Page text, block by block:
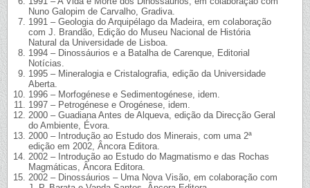
Nuno Galopim de Carvalho, Gradiva.
1991 – Geologia do Arquipélago da Madeira, em colaboração
com J. Brandão, Edição do Museu Nacional de História
Natural da Universidade de Lisboa.
1994 – Dinossáurios e a Batalha de Carenque, Editorial
Notícias.
1995 – Mineralogia e Cristalografia, edição da Universidade
Aberta.
1996 – Morfogénese e Sedimentogénese, idem.
1997 – Petrogénese e Orogénese, idem.
2000 – Guadiana Antes de Alqueva, edição da Direcção Geral
do Ambiente, Évora.
2000 – Introdução ao Estudo dos Minerais, com uma 2ª
edição em 2002, Âncora Editora.
2002 – Introdução ao Estudo do Magmatismo e das Rochas
Magmáticas, Âncora Editora.
2002 – Dinossáurios – Uma Nova Visão, em colaboração com